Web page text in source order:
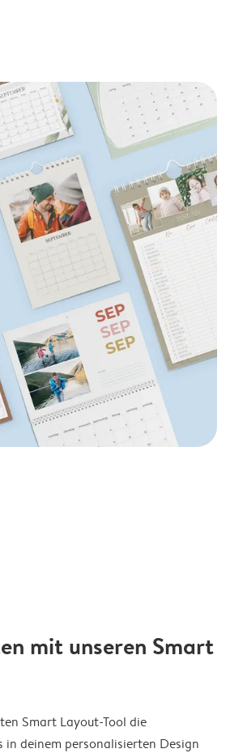
mit unseren Smart
Smart Layout-Tool die
deinem personalisierten Design